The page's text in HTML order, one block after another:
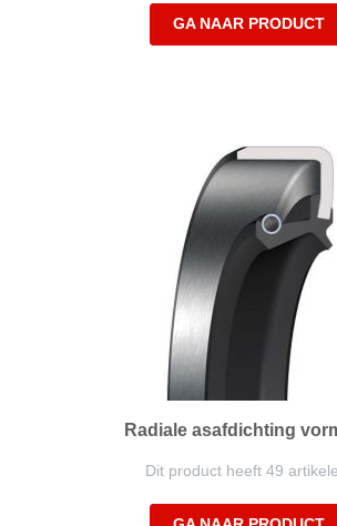
GA NAAR PRODUCT
Radiale asafdichting
Dit product heeft 49